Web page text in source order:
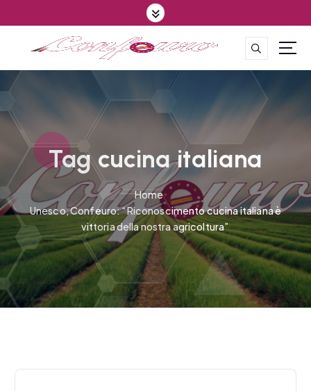
k
t
o
t
Tag cucina italiana
Home
Unesco, Confeuro: “Riconoscimento cucina italiana è
vittoria della nostra agricoltura”